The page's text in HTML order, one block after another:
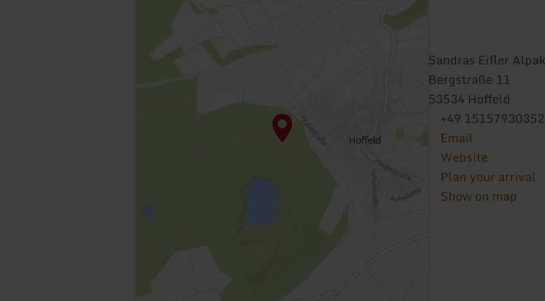
Sandras Eifler
Bergstraße 11
53534 Hoffeld
+49 15157930352
Email
Website
Plan your arrival
Show on map